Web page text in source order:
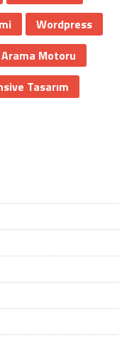
Wordpress
Arama Motoru
Tasarım